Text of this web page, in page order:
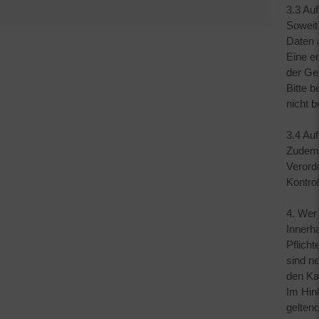
3.3
Daten
Eine
der
Bitte
nicht
3.4
4. Wer
sind
den
Im